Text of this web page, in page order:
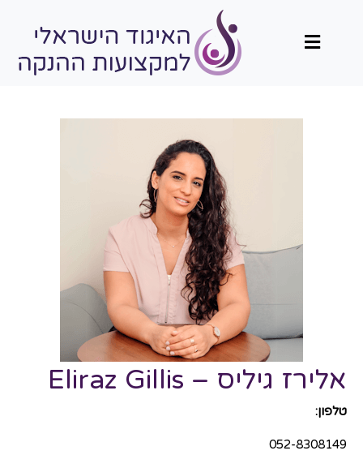
תפריט
אלירז גיליס – Eliraz Gillis
טלפון:
052-8308149